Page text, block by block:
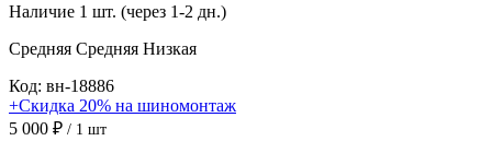
Наличие 1 шт. (через 1-2 дн.)
Средняя Средняя Низкая
Код: вн-18886
+Скидка 20% на шиномонтаж
5 000 ₽ / 1 шт